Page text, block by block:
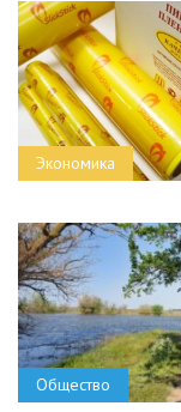
Экономика
Общество